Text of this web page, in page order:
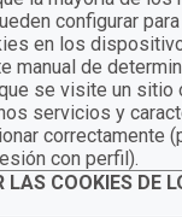
configurar
en los
manual de
se visite un sitio
servicios y
correctamente
con perfil).
LAS COOKIES DE